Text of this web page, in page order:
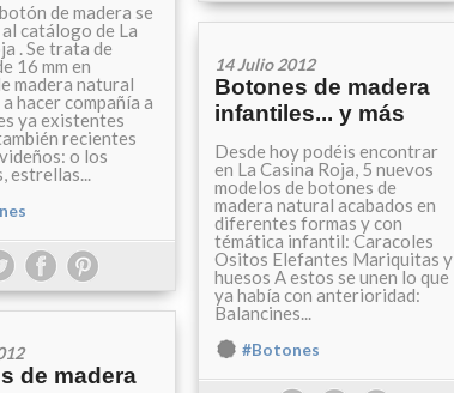
de madera se
catálogo de La
. Se trata de
16 mm en
madera natural
hacer compañía a
ya existentes
recientes
o los
estrellas...
14 Julio 2012
Botones de madera
infantiles... y más
Desde hoy podéis encontrar
en La Casina Roja, 5 nuevos
modelos de botones de
madera natural acabados en
diferentes formas y con
témática infantil: Caracoles
Ositos Elefantes Mariquitas y
huesos A estos se unen lo que
ya había con anterioridad:
Balancines...
#Botones
de madera